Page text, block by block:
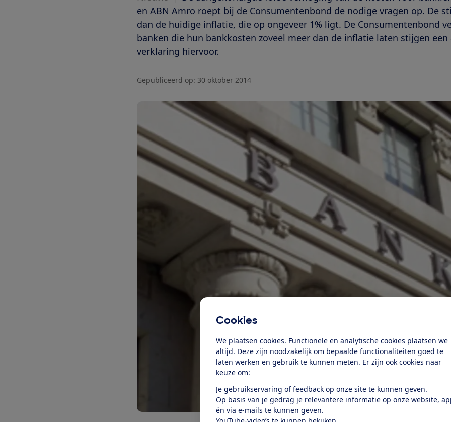
Cookies
We plaatsen cookies. Functionele en analytische cookies plaatsen we
altijd. Deze zijn noodzakelijk om bepaalde functionaliteiten goed te
laten werken en gebruik te kunnen meten. Er zijn ook cookies naar
keuze om:
Je gebruikservaring of feedback op onze site te kunnen geven.
Op basis van je gedrag je relevantere informatie op onze website,
én via e-mails te kunnen geven.
en ABN Amro roept bij de Consumentenbond de nodige vragen op. De
dan de huidige inflatie, die op ongeveer 1% ligt. De Consumentenbond
banken die hun bankkosten zoveel meer dan de inflatie laten stijgen een
verklaring hiervoor.
Gepubliceerd op: 30 oktober 2014